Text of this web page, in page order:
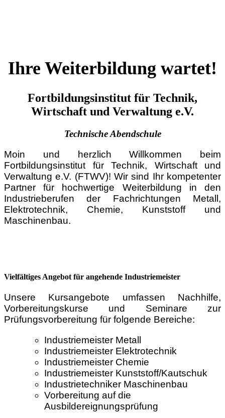
Ihre Weiterbildung wartet!
Fortbildungs­institut für Technik,
Wirtschaft und Verwaltung e.V.
Technische Abendschule
Moin und herzlich Willkommen beim
Fortbildungsinstitut für Technik, Wirtschaft und
Verwaltung e.V. (FTWV)! Wir sind Ihr kompetenter
Partner für hochwertige Weiterbildung in den
Industrieberufen der Fachrichtungen Metall,
Elektrotechnik, Chemie, Kunststoff und
Maschinenbau.
Vielfältiges Angebot für angehende Industriemeister
Unsere Kursangebote umfassen Nachhilfe,
Vorbereitungskurse und Seminare zur
Prüfungsvorbereitung für folgende Bereiche:
Industriemeister Metall
Industriemeister Elektrotechnik
Industriemeister Chemie
Industriemeister Kunststoff/Kautschuk
Industrietechniker Maschinenbau
Vorbereitung auf die
Ausbildereignungsprüfung